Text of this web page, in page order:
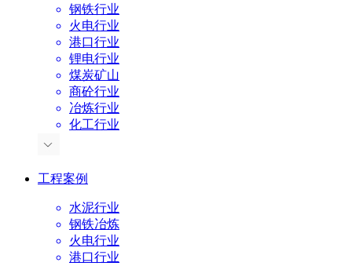
钢铁行业
火电行业
港口行业
锂电行业
煤炭矿山
商砼行业
冶炼行业
化工行业
工程案例
水泥行业
钢铁冶炼
火电行业
港口行业